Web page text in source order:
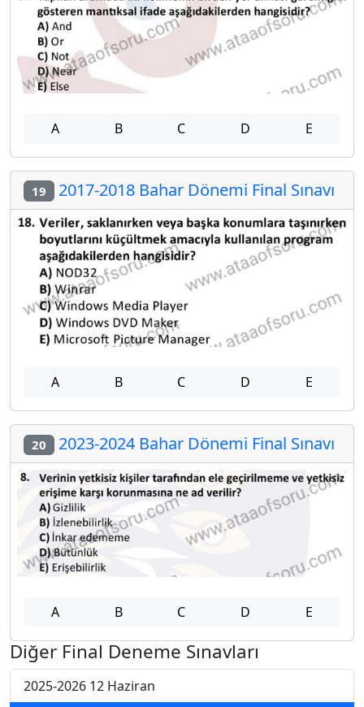
A B C D E
19 2017-2018 Bahar Dönemi Final Sınavı
A B C D E
20 2023-2024 Bahar Dönemi Final Sınavı
A B C D E
Diğer Final Deneme Sınavları
2025-2026 12 Haziran